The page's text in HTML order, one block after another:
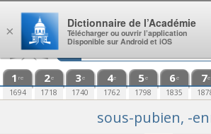
Aller au contenu
1 re
1694
2e
1718
3e
1740
4e
1762
5e
1798
6e
1835
7e
sous-pubien, -
×
Dictionnaire de l’Académie
Télécharger ou ouvrir l’application
Disponible sur Android et iOS